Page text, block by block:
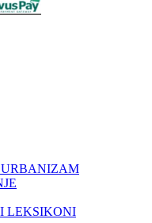
LEKSIKONI